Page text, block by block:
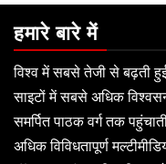
हमारे बारे में
विश्व में सबसे तेजी से बढ़ती हुई
साइटों में सबसे अधिक
समर्पित पाठक वर्ग तक
अधिक विविधतापूर्ण